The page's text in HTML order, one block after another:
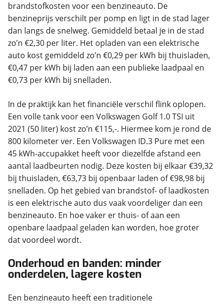
brandstofkosten voor een benzineauto. De
benzineprijs verschilt per pomp en ligt in de stad lager
dan langs de snelweg. Gemiddeld betaal je in de stad
zo’n €2,30 per liter. Het opladen van een elektrische
auto kost gemiddeld zo’n €0,29 per kWh bij thuisladen,
€0,47 per kWh bij laden aan een publieke laadpaal en
€0,73 per kWh bij snelladen.
In de praktijk kan het financiële verschil flink oplopen.
Een volle tank voor een Volkswagen Golf 1.0 TSI uit
2021 (50 liter) kost zo’n €115,-. Hiermee kom je rond de
800 kilometer ver. Een Volkswagen ID.3 Pure met een
45 kWh-accupakket heeft voor diezelfde afstand een
aantal laadbeurten nodig. Deze kosten bij elkaar €39,32
bij thuisladen, €63,73 bij openbaar laden of €98,98 bij
snelladen. Op het gebied van brandstof- of laadkosten
is een elektrische auto dus vaak voordeliger dan een
benzineauto. En hoe vaker er thuis- of aan een
openbare laadpaal geladen kan worden, hoe groter
dat voordeel wordt.
Onderhoud en banden: minder
onderdelen, lagere kosten
Een benzineauto heeft een traditionele